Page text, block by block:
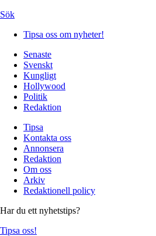
Sök
Tipsa oss om nyheter!
Senaste
Svenskt
Kungligt
Hollywood
Politik
Redaktion
Tipsa
Kontakta oss
Annonsera
Redaktion
Om oss
Arkiv
Redaktionell policy
Har du ett nyhetstips?
Tipsa oss!